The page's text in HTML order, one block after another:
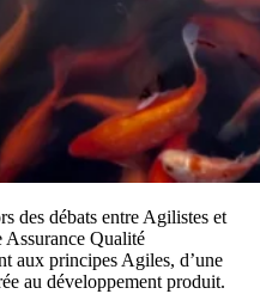
des débats entre Agilistes et
Assurance Qualité
aux principes Agiles, d’une
au développement produit.